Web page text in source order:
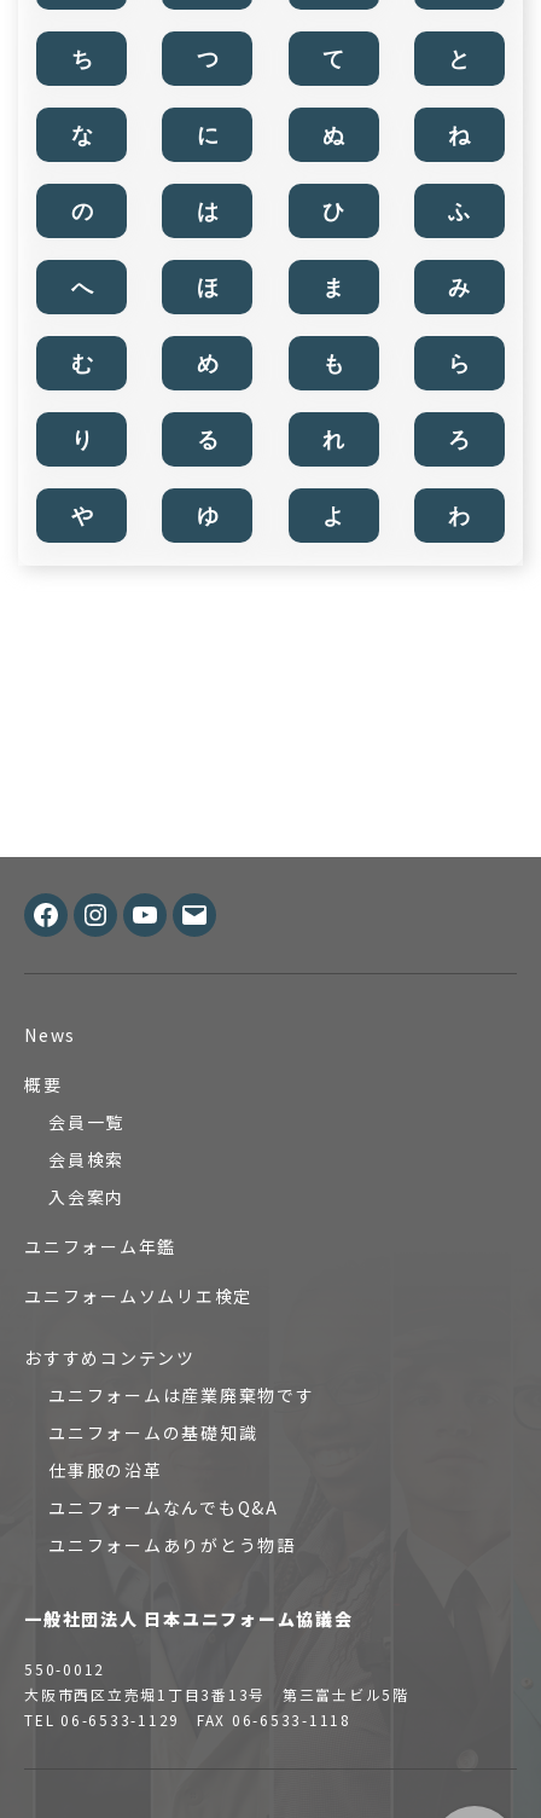
ち つ て と
な に ぬ ね
の は ひ ふ
へ ほ ま み
む め も ら
り る れ ろ
や ゆ よ わ
FacebookInstagramYoutube
メ
ル
News
概要
会員一覧
会員検索
入会案内
ユニフォーム年鑑
ユニフォームソムリエ検定
おすすめコンテンツ
ユニフォームは産業廃棄物です
ユニフォームの基礎知識
仕事服の沿革
ユニフォームなんでもQ&A
ユニフォームありがとう物語
一般社団法人 日本ユニフォーム協議会
550-0012
大阪市西区立売堀1丁目3番13号 第三富士ビル5階
TEL 06-6533-1129 FAX 06-6533-1118